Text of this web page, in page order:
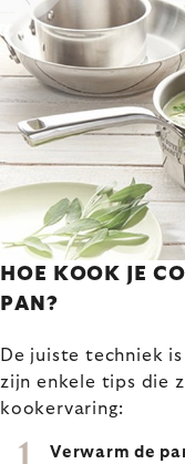
HOE KOOK JE
PAN?
De juiste techniek
zijn enkele tips die
kookervaring:
Verwarm de